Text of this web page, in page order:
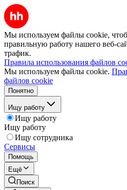
Мы используем файлы cookie,
правильную работу нашего веб-
трафик.
Правила использования файлов
Мы используем файлы cookie.
файлов cookie
Понятно
Ищу работу
Ищу работу
Ищу работу
Ищу сотрудника
Сервисы
Помощь
Ещё
Поиск